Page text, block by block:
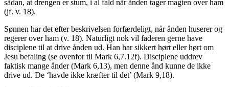
sådan, at drengen er stum, i al fald når ånden tager magten over ham
(jf. v. 18).
Sønnen har det efter beskrivelsen forfærdeligt, når ånden huserer og
regerer over ham (v. 18). Naturligt nok vil faderen gerne have
disciplene til at drive ånden ud. Han har sikkert hørt eller hørt om
Jesu befaling (se ovenfor til Mark 6,7.12f). Disciplene uddrev
faktisk mange ånder (Mark 6,13), men denne ånd kunne de ikke
drive ud. De ‘havde ikke kræfter til det’ (Mark 9,18).